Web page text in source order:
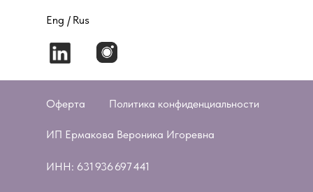
Оферта Политика конфиденциальности
ИНН: 631 936 697 441
ИП Ермакова Вероника Игоревна
Eng / Rus